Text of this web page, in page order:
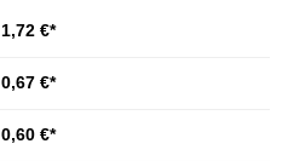
1,72 €*
0,67 €*
0,60 €*